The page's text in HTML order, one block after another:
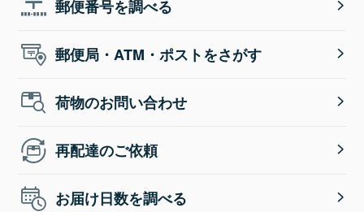
郵便番号を調べる
郵便局・ATM・ポストをさがす
荷物のお問い合わせ
再配達のご依頼
お届け日数を調べる